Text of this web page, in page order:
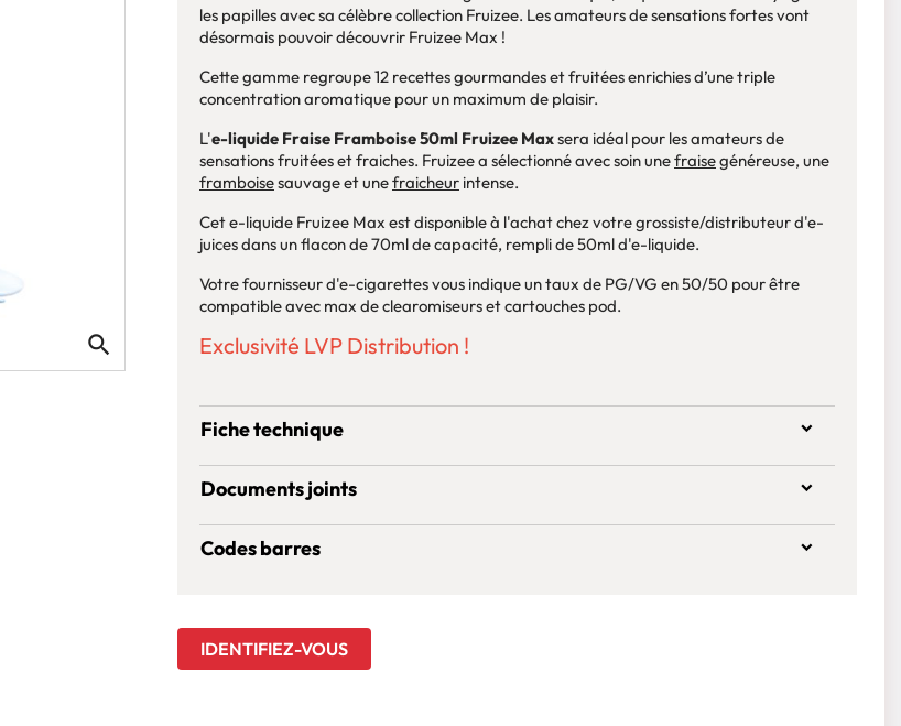
search
les papilles avec sa célèbre collection Fruizee. Les amateurs de sensations fortes vont
désormais pouvoir découvrir Fruizee Max !
Cette gamme regroupe 12 recettes gourmandes et fruitées enrichies d’une triple
concentration aromatique pour un maximum de plaisir.
L'e-liquide Fraise Framboise 50ml Fruizee Maxsera idéal pour les amateurs de
sensations fruitées et fraiches. Fruizee a sélectionné avec soin unefraisegénéreuse, une
framboisesauvage et unefraicheur intense.
Cet e-liquide Fruizee Max est disponible à l'achat chez votre grossiste/distributeur d'e-
juices dans un flacon de 70ml de capacité, rempli de 50ml d'e-liquide.
Votre fournisseur d'e-cigarettes vous indique un taux de PG/VG en 50/50 pour être
compatible avec max de clearomiseurs et cartouches pod.
Exclusivité LVP Distribution !
Fiche technique
Documents joints
Codes barres
IDENTIFIEZ-VOUS